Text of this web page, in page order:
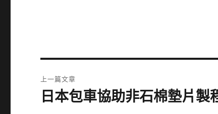
章
上一篇文章
上
日本包車協助非石棉墊片